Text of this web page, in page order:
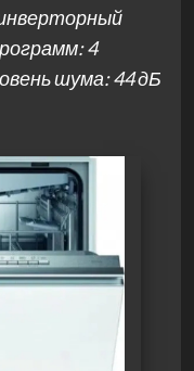
4
шума: 44 дБ